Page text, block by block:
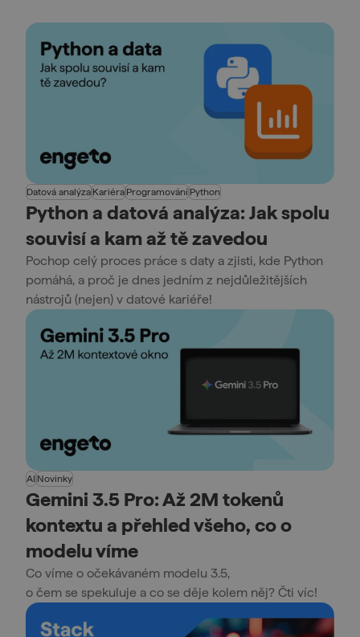
Datová analýza Kariéra Programování Python
Python a datová analýza: Jak spolu
souvisí a kam až tě zavedou
Pochop celý proces práce s daty a zjisti, kde Python
pomáhá, a proč je dnes jedním z nejdůležitějších
nástrojů (nejen) v datové kariéře!
AI Novinky
Gemini 3.5 Pro: Až 2M tokenů
kontextu a přehled všeho, co o
modelu víme
Co víme o očekávaném modelu 3.5,
o čem se spekuluje a co se děje kolem něj? Čti víc!